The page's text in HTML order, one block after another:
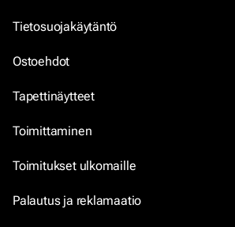
Tietosuojakäytäntö
Ostoehdot
Tapettinäytteet
Toimittaminen
Toimitukset ulkomaille
Palautus ja reklamaatio